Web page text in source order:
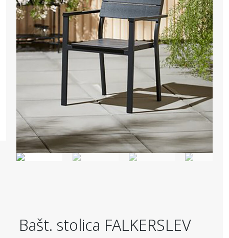
Bašt. stolica FALKERSLEV